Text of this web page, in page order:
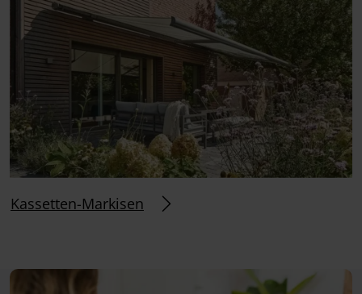
Kassetten-Markisen